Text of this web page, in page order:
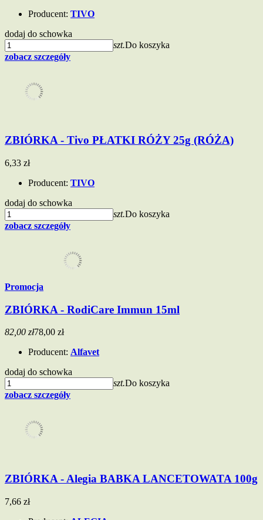
Producent: TIVO
dodaj do schowka
szt.Do koszyka
zobacz szczegóły
ZBIÓRKA - Tivo PŁATKI RÓŻY 25g (RÓŻA)
6,33 zł
Producent: TIVO
dodaj do schowka
szt.Do koszyka
zobacz szczegóły
Promocja
ZBIÓRKA - RodiCare Immun 15ml
82,00 zł78,00 zł
Producent: Alfavet
dodaj do schowka
szt.Do koszyka
zobacz szczegóły
ZBIÓRKA - Alegia BABKA LANCETOWATA 100g
7,66 zł